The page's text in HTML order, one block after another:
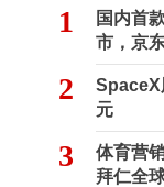
1
国内首
市，京
证
2
SpaceX
元
3
体育营
拜仁全